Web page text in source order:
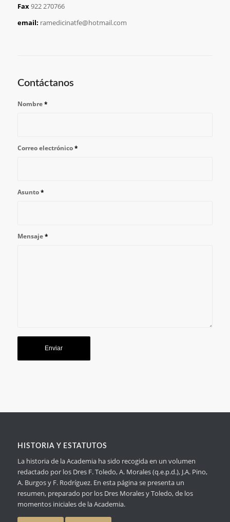
Fax922 270766
email: ramedicinatfe@hotmail.com
Contáctanos
Nombre*
Correo electrónico*
Asunto*
Mensaje*
HISTORIA Y ESTATUTOS
La historia de la Academia ha sido recogida en un volumen
redactado por los Dres F. Toledo, A. Morales (q.e.p.d.), J.A. Pino,
A. Burgos y F. Rodríguez. En esta página se presenta un
resumen, preparado por los Dres Morales y Toledo, de los
momentos iniciales de la Academia.